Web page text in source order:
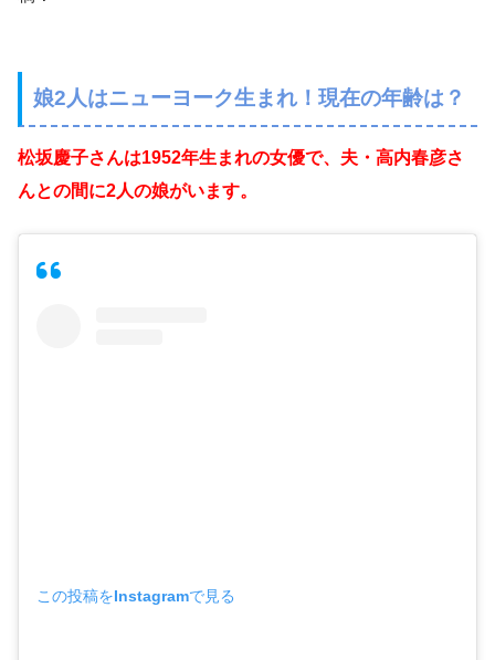
娘2人はニューヨーク生まれ！現在の年齢は？
松坂慶子さんは1952年生まれの女優で、夫・高内春彦さ
んとの間に2人の娘がいます。
この投稿をInstagramで見る